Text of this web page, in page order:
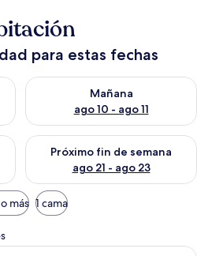
para estas fechas
hoy ago 9 - ago 10
Mañana
ago 10 - ago 11
Consulta la disponibilidad
este fin de semana ago 14 -
Próximo fin de semana
ago 21 - ago 23
Consulta la disponibilidad
más 1 cama
Una sala moderna con un sofá gris,